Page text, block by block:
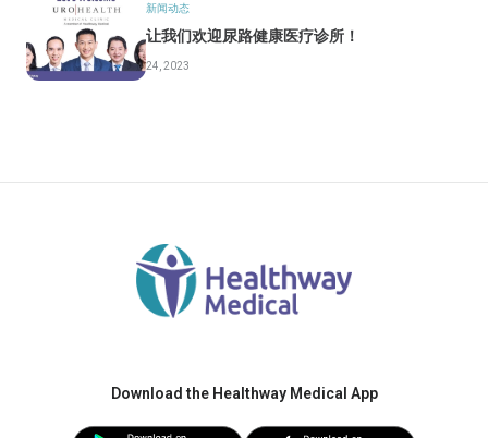
新闻动态
让我们欢迎尿路健康医疗诊所！
24, 2023
Download the Healthway Medical App